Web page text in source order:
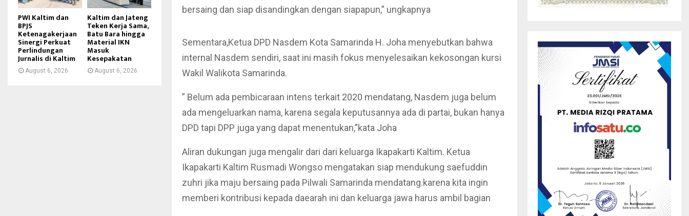
bersaing dan siap disandingkan dengan siapapun,” ungkapnya
Sementara,Ketua DPD Nasdem Kota Samarinda H. Joha menyebutkan bahwa
internal Nasdem sendiri, saat ini masih fokus menyelesaikan kekosongan kursi
Wakil Walikota Samarinda.
” Belum ada pembicaraan intens terkait 2020 mendatang, Nasdem juga belum
ada mengeluarkan nama, karena segala keputusannya ada di partai, bukan hanya
DPD tapi DPP juga yang dapat menentukan,”kata Joha
Aliran dukungan juga mengalir dari dari keluarga Ikapakarti Kaltim. Ketua
Ikapakarti Kaltim Rusmadi Wongso mengatakan siap mendukung saefuddin
zuhri jika maju bersaing pada Pilwali Samarinda mendatang.karena kita ingin
memberi kontribusi kepada daearah ini dan keluarga jawa harus ambil bagian
PWI Kaltim dan
BPJS
Ketenagakerjaan
Sinergi Perkuat
Perlindungan
Jurnalis di Kaltim
August 6, 2026
Kaltim dan Jateng
Teken Kerja Sama,
Batu Bara hingga
Material IKN
Masuk
Kesepakatan
August 6, 2026